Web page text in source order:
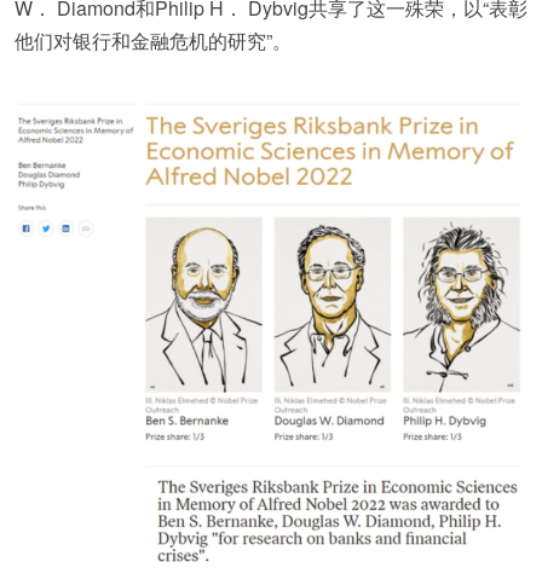
W． Diamond和Philip H． Dybvig共享了这一殊荣，以“表彰
他们对银行和金融危机的研究”。